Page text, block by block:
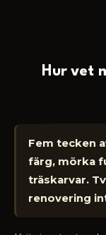
Hur vet
Fem tecken
färg, mörka
träskarvar.
renovering